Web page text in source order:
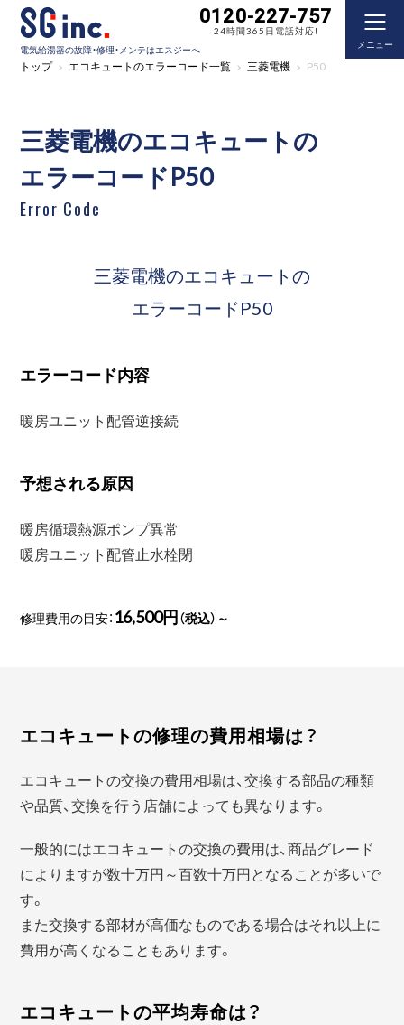
電気給湯器の故障・修理・メンテはエスジーへ
0120-227-757
24時間365日電話対応!
メニュー
トップ エコキュートのエラーコード一覧 三菱電機 P50
三菱電機のエコキュートの
エラーコードP50
Error Code
三菱電機のエコキュートの
エラーコードP50
エラーコード内容
暖房ユニット配管逆接続
予想される原因
暖房循環熱源ポンプ異常
暖房ユニット配管止水栓閉
修理費用の目安： 16,500円（税込）～
エコキュートの修理の費用相場は？
エコキュートの交換の費用相場は、交換する部品の種類
や品質、交換を行う店舗によっても異なります。
一般的にはエコキュートの交換の費用は、商品グレード
によりますが数十万円～百数十万円となることが多いで
す。
また交換する部材が高価なものである場合はそれ以上に
費用が高くなることもあります。
エコキュートの平均寿命は？